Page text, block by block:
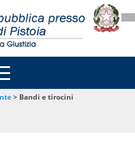
> Bandi e tirocini